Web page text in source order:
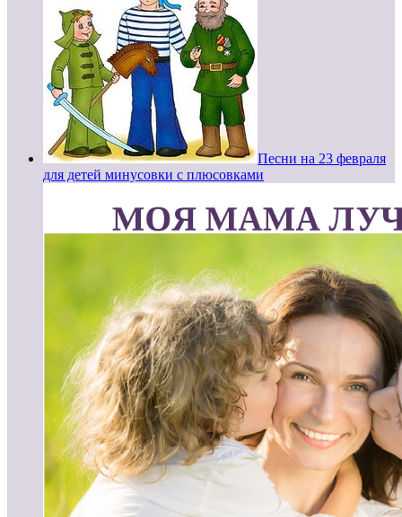
Песни на 23 февраля
для детей минусовки с плюсовками